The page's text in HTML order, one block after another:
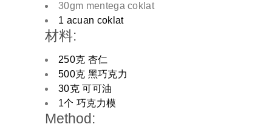
30gm mentega coklat
1 acuan coklat
材料:
250克 杏仁
500克 黑巧克力
30克 可可油
1个 巧克力模
Method: